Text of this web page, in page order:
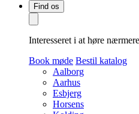
Find os
Interesseret i at høre
Book møde Bestil katalog
Aalborg
Aarhus
Esbjerg
Horsens